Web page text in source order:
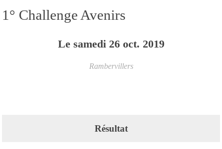
1° Challenge Avenirs
Le samedi 26 oct. 2019
Rambervillers
Résultat